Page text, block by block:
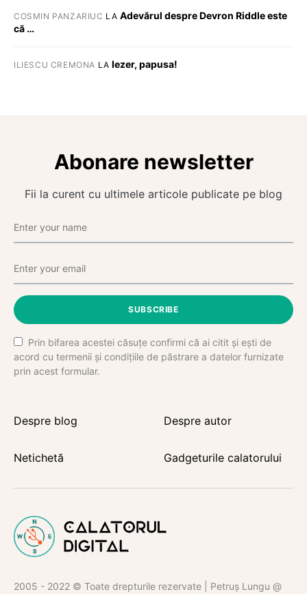
COSMIN PANZARIUC LA Adevărul despre Devron Riddle este
că …
ILIESCU CREMONA LA Iezer, papusa!
Abonare newsletter
Fii la curent cu ultimele articole publicate pe blog
SUBSCRIBE
Prin bifarea acestei căsuțe confirmi că ai citit și ești de
acord cu termenii și condițiile de păstrare a datelor furnizate
prin acest formular.
Despre blog Despre autor
Netichetă Gadgeturile calatorului
2005 - 2022 © Toate drepturile rezervate | Petruș Lungu @